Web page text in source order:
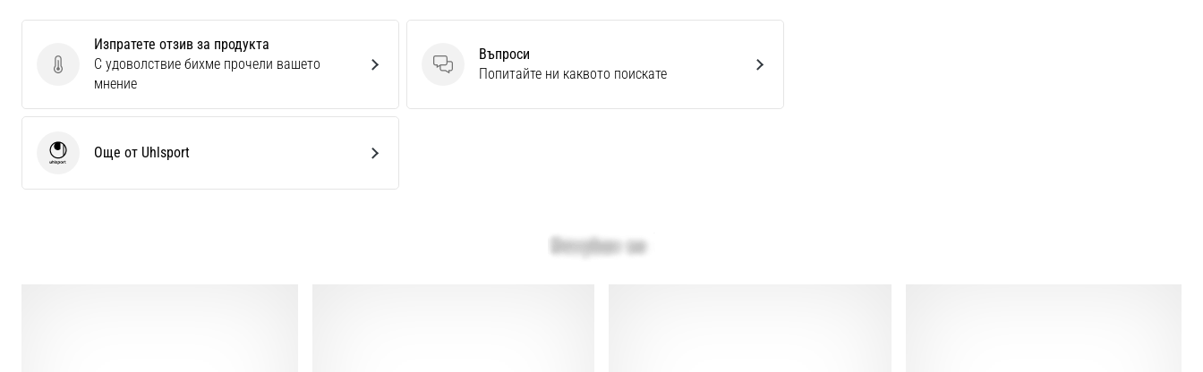
Изпратете отзив за продукта
Изпратете отзив за продукта
С удоволствие бихме прочели вашето
мнение
Въпроси
Въпроси
Попитайте ни каквото поискате
UhlsportОще от Uhlsport